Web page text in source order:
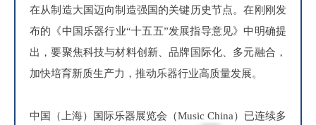
在从制造大国迈向制造强国的关键历史节点。在刚刚发
布的《中国乐器行业“十五五”发展指导意见》中明确提
出，要聚焦科技与材料创新、品牌国际化、多元融合，
加快培育新质生产力，推动乐器行业高质量发展。
中国（上海）国际乐器展览会（Music China）已连续多